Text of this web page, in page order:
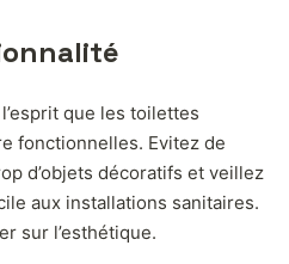
que les toilettes
fonctionnelles. Evitez de
d’objets décoratifs et veillez
aux installations sanitaires.
sur l’esthétique.